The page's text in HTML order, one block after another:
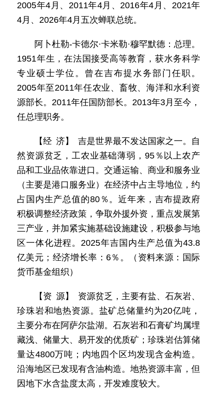
2005年4月、2011年4月、2016年4月、2021年
4月、2026年4月五次蝉联总统。
阿卜杜勒-卡德尔·卡米勒·穆罕默德：总理。
1951年生，在法国接受高等教育，获水务科学
专业硕士学位。曾在吉布提水务部门任职。
2005年至2011年任农业、畜牧、海洋和水利资
源部长。2011年任国防部长。2013年3月至今，
任总理职务。
【经 济】 吉是世界最不发达国家之一。自
然资源贫乏，工农业基础薄弱，95％以上农产
品和工业品依靠进口。交通运输、商业和服务业
（主要是港口服务业）在经济中占主导地位，约
占国内生产总值的80％。近年来，吉布提政府
积极调整经济政策，争取外援外资，重点发展第
三产业，并加紧实施基础设施建设，积极参与地
区一体化进程。2025年吉国内生产总值为43.8
亿美元；经济增长率：6％。（资料来源：国际
货币基金组织）
【资 源】 资源贫乏，主要有盐、石灰岩、
珍珠岩和地热资源。盐矿总储量约为20亿吨，
主要分布在阿萨尔盐湖。石灰岩和石膏矿均属埋
藏浅、储量大、易开发的优质矿；珍珠岩估算储
量达4800万吨；内地四个区均发现含金构造。
沿海地区已发现有含油构造。地热资源丰富，但
因地下水含盐度太高，开发难度较大。